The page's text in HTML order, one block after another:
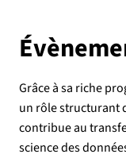
Grâce à sa riche
un rôle structurant
contribue au
science des